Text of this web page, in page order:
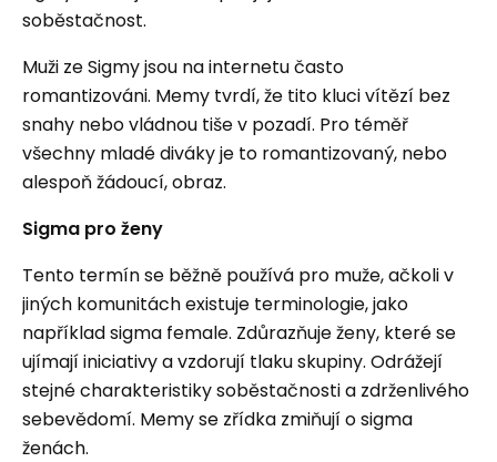
soběstačnost.
Muži ze Sigmy jsou na internetu často
romantizováni. Memy tvrdí, že tito kluci vítězí bez
snahy nebo vládnou tiše v pozadí. Pro téměř
všechny mladé diváky je to romantizovaný, nebo
alespoň žádoucí, obraz.
Sigma pro ženy
Tento termín se běžně používá pro muže, ačkoli v
jiných komunitách existuje terminologie, jako
například sigma female. Zdůrazňuje ženy, které se
ujímají iniciativy a vzdorují tlaku skupiny. Odrážejí
stejné charakteristiky soběstačnosti a zdrženlivého
sebevědomí. Memy se zřídka zmiňují o sigma
ženách.